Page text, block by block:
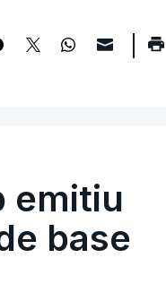
emitiu
base